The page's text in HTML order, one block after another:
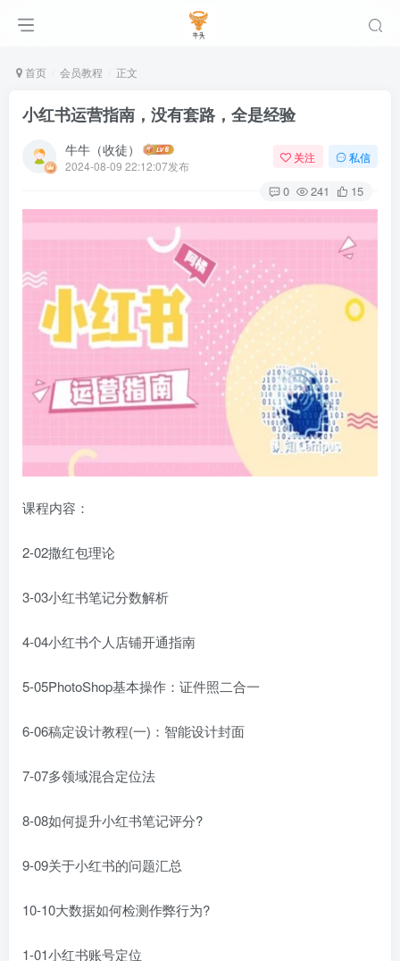
首页 会员教程 正文
小红书运营指南，没有套路，全是经验
牛牛（收徒）
2024-08-09 22:12:07发布
关注 私信
0 241 15
课程内容：
2-02撒红包理论
3-03小红书笔记分数解析
4-04小红书个人店铺开通指南
5-05PhotoShop基本操作：证件照二合一
6-06稿定设计教程(一)：智能设计封面
7-07多领域混合定位法
8-08如何提升小红书笔记评分?
9-09关于小红书的问题汇总
10-10大数据如何检测作弊行为?
1-01小红书账号定位